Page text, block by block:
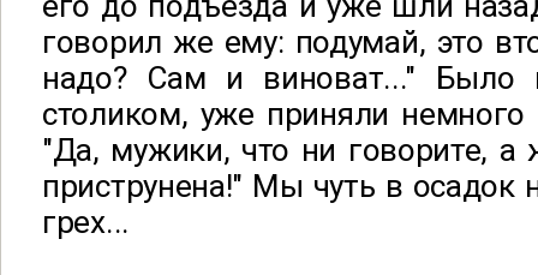
говорил же ему: подумай, это
надо? Сам и виноват..." Было
столиком, уже приняли
"Да, мужики, что ни говорите,
приструнена!" Мы чуть в осадок
грех...